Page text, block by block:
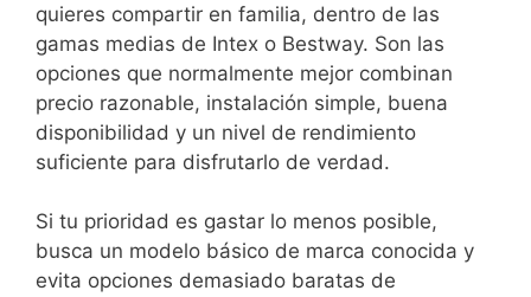
quieres compartir en familia, dentro de las
gamas medias de Intex o Bestway. Son las
opciones que normalmente mejor combinan
precio razonable, instalación simple, buena
disponibilidad y un nivel de rendimiento
suficiente para disfrutarlo de verdad.
Si tu prioridad es gastar lo menos posible,
busca un modelo básico de marca conocida y
evita opciones demasiado baratas de